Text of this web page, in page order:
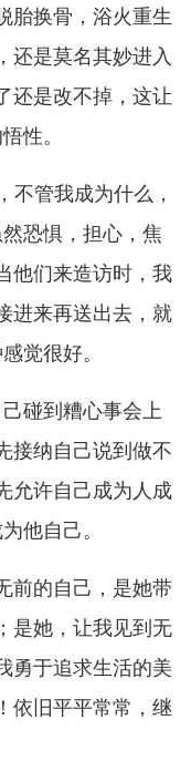
胎换骨，浴火重生
还是莫名其妙进入
还是改不掉，这让
性。
不管我成为什么，
恐惧，担心，焦
他们来造访时，我
进来再送出去，就
觉很好。
碰到糟心事会上
接纳自己说到做不
允许自己成为人成
他自己。
前的自己，是她带
是她，让我见到无
勇于追求生活的美
依旧平平常常，继